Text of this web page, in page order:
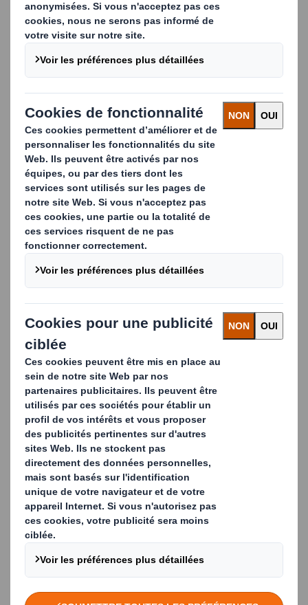
2026-06-12
Emballage industriel pour
l'automobile : comment éviter les
rayures sur les pièces en plastique
2026-06-03
Solutions industrielles pour le
transport de vin et d'huile en vrac